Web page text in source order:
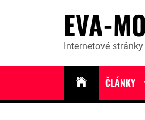
EVA-
Internetové
ČLÁNKY